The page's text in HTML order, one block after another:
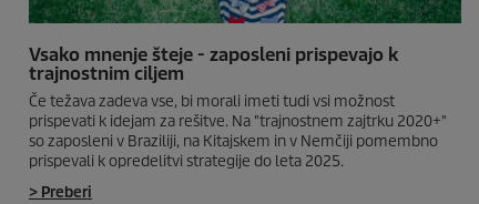
Vsako mnenje šteje - zaposleni prispevajo k
trajnostnim ciljem
Če težava zadeva vse, bi morali imeti tudi vsi možnost
prispevati k idejam za rešitve. Na "trajnostnem zajtrku 2020+"
so zaposleni v Braziliji, na Kitajskem in v Nemčiji pomembno
prispevali k opredelitvi strategije do leta 2025.
> Preberi